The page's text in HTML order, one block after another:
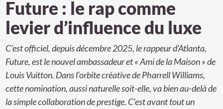
Future : le rap comme
levier d’influence du luxe
C’est officiel, depuis décembre 2025, le rappeur d’Atlanta,
Future, est le nouvel ambassadeur et « Ami de la Maison » de
Louis Vuitton. Dans l’orbite créative de Pharrell Williams,
cette nomination, aussi naturelle soit-elle, va bien au-delà de
la simple collaboration de prestige. C’est avant tout un